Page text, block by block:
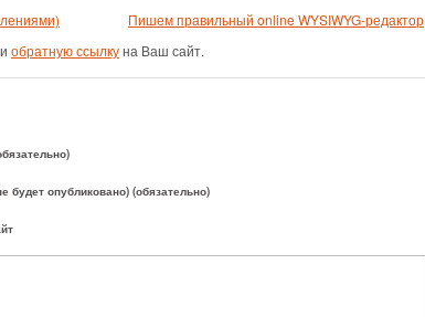
Пишем правильный online WYSIWYG-редактор
обратную ссылкуна Ваш сайт.
будет опубликовано) (обязательно)